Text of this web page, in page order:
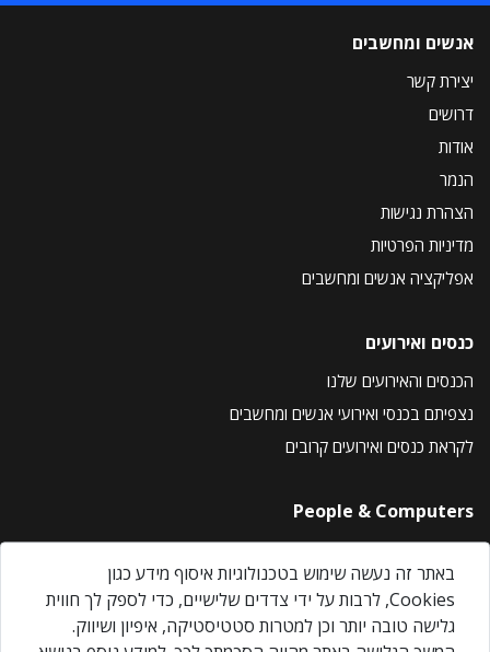
אנשים ומחשבים
יצירת קשר
דרושים
אודות
הנמר
הצהרת נגישות
מדיניות הפרטיות
אפליקציה אנשים ומחשבים
כנסים ואירועים
הכנסים והאירועים שלנו
נצפיתם בכנסי ואירועי אנשים ומחשבים
לקראת כנסים ואירועים קרובים
People & Computers
About Us
Privacy Policy
Contact Us
Our Events
באתר זה נעשה שימוש בטכנולוגיות איסוף מידע כגון
Cookies, לרבות על ידי צדדים שלישיים, כדי לספק לך חווית
גלישה טובה יותר וכן למטרות סטטיסטיקה, איפיון ושיווק.